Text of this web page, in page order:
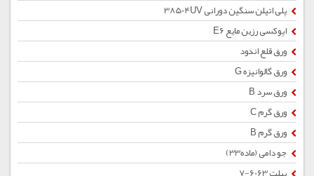
پلی اتیلن سنگین دورانی 38504UV
اپوکسی رزین مایع E6
ورق قلع اندود
ورق گالوانیزه G
ورق سرد B
ورق گرم C
ورق گرم B
جو دامی (ماده33)